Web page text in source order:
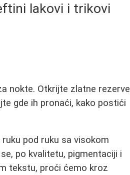
lakovi i trikovi
nokte. Otkrijte zlatne rezerve
gde ih pronaći, kako postići
pod ruku sa visokom
po kvalitetu, pigmentaciji i
tekstu, proći ćemo kroz